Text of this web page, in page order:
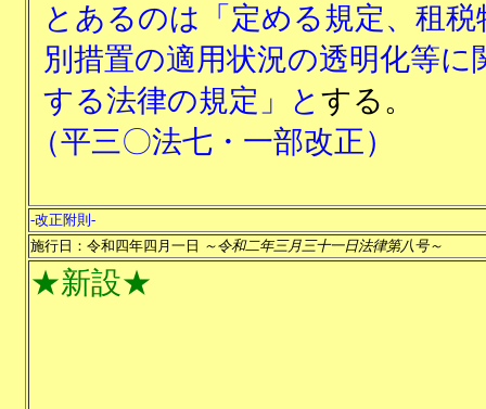
とあるのは「定める規定、租税
別措置の適用状況の透明化等に
する法律の規定」と する。
（平三〇法七・一部改正）
-改正附則-
施行日：令和四年四月一日 ～令和二年三月三十一日法律第八号～
★新設★